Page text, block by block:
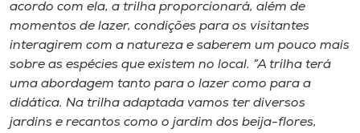
Unoesc
Store
Selecione
o idioma
acordo com ela, a trilha proporcionará, além de
momentos de lazer, condições para os visitantes
interagirem com a natureza e saberem um pouco mais
sobre as espécies que existem no local. “A trilha terá
uma abordagem tanto para o lazer como para a
didática. Na trilha adaptada vamos ter diversos
jardins e recantos como o jardim dos beija-flores,